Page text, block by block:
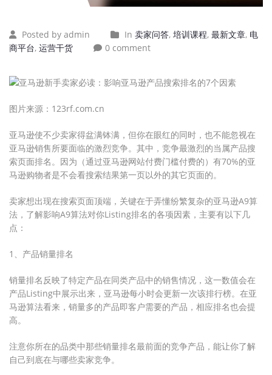
Posted by admin In 卖家问答, 培训课程, 最新文章, 电
商平台, 运营干货 0 comment
图片来源：123rf.com.cn
亚马逊使不少卖家得盆满钵满，但你在眼红的同时，也不能忽视在
亚马逊销售所要面临的激烈竞争。其中，竞争最激烈的当属产品搜
索页面排名。因为（通过亚马逊网站付费门槛付费的）有70%的亚
马逊购物者是不会看搜索结果第一页以外的其它页面的。
卖家想出现在搜索页面顶端，关键在于弄懂纷繁复杂的亚马逊A9算
法，了解影响A9算法对你Listing排名的各项因素，主要有以下几
点：
1、产品销量排名
销量排名反映了特定产品在同类产品中的销售情况，这一数值会在
产品Listing中展示出来，亚马逊每小时会更新一次该排行榜。在亚
马逊算法看来，销量多的产品即客户需要的产品，相应排名也会提
高。
注意你所在的品类中那些销量排名最前面的竞争产品，能让你了解
自己到底在与哪些卖家竞争。